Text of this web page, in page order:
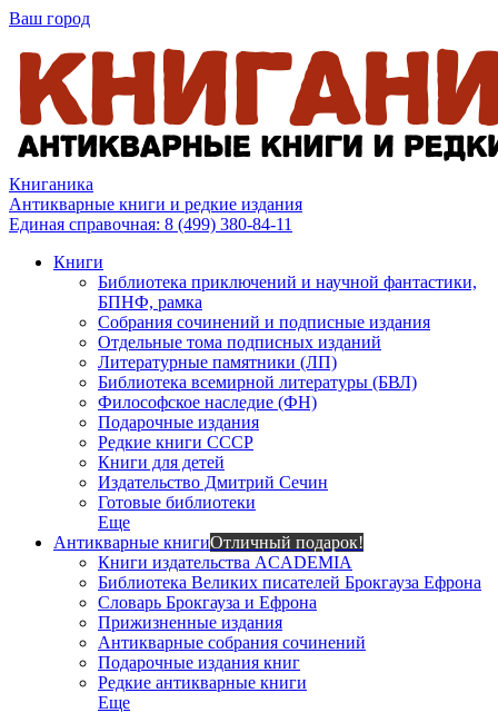
Ваш город
Книганика
Антикварные книги и редкие издания
Единая справочная: 8 (499) 380-84-11
Книги
Библиотека приключений и научной фантастики,
БПНФ, рамка
Собрания сочинений и подписные издания
Отдельные тома подписных изданий
Литературные памятники (ЛП)
Библиотека всемирной литературы (БВЛ)
Философское наследие (ФН)
Подарочные издания
Редкие книги СССР
Книги для детей
Издательство Дмитрий Сечин
Готовые библиотеки
Еще
Антикварные книгиОтличный подарок!
Книги издательства ACADEMIA
Библиотека Великих писателей Брокгауза Ефрона
Словарь Брокгауза и Ефрона
Прижизненные издания
Антикварные собрания сочинений
Подарочные издания книг
Редкие антикварные книги
Еще